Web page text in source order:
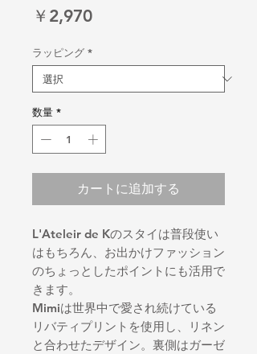
￥2,970価
ラッピング *
数量 *
カートに追加する
L'Ateleir de Kのスタイは普段使い
はもちろん、お出かけファッション
のちょっとしたポイントにも活用で
きます。
Mimiは世界中で愛され続けている
リバティプリントを使用し、リネン
と合わせたデザイン。裏側はガーゼ